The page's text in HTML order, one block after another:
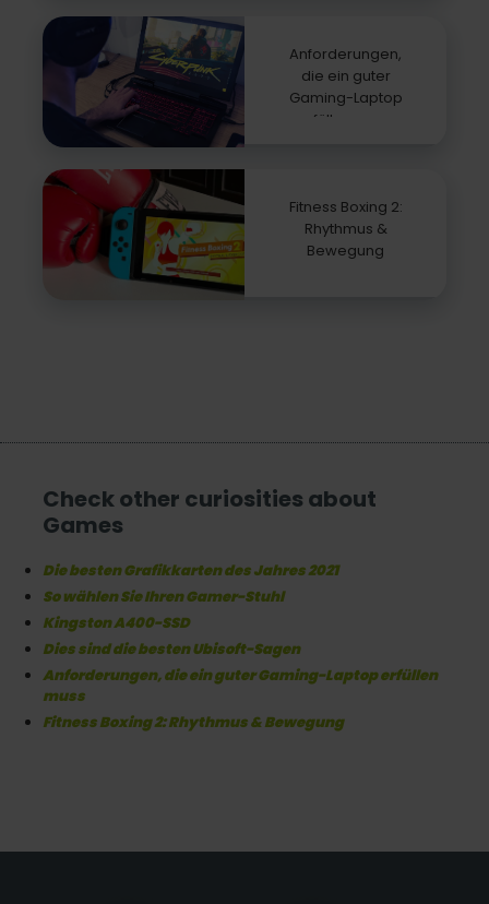
Anforderungen,
die ein guter
Gaming-Laptop
erfüllen muss
Fitness Boxing 2:
Rhythmus &
Bewegung
Check other curiosities about
Games
Die besten Grafikkarten des Jahres 2021
So wählen Sie Ihren Gamer-Stuhl
Kingston A400-SSD
Dies sind die besten Ubisoft-Sagen
Anforderungen, die ein guter Gaming-Laptop erfüllen
muss
Fitness Boxing 2: Rhythmus & Bewegung